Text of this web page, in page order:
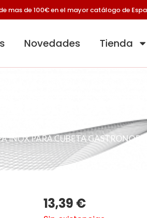
mas de 100€ en el mayor catálogo de
Novedades Tienda
INOX PARA CUBETA GASTRONORM
13,39€